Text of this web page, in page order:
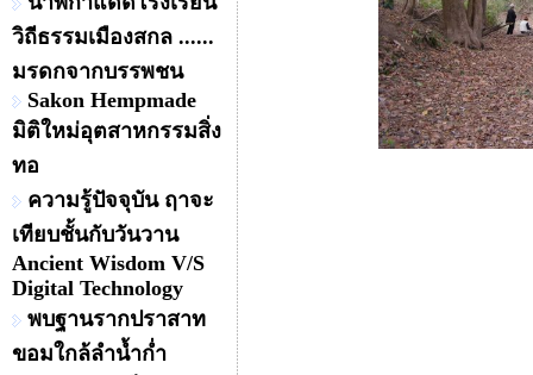
วิถีธรรมเมืองสกล ......
มรดกจากบรรพชน
Sakon Hempmade
มิติใหม่อุตสาหกรรมสิ่ง
ทอ
ความรู้ปัจจุบัน ฤาจะ
เทียบชั้นกับวันวาน
Ancient Wisdom V/S
Digital Technology
พบฐานรากปราสาท
ขอมใกล้ลำน้ำก่ำ